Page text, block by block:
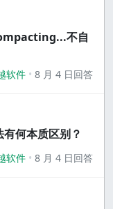
不自
软件 8 月 4 日回答
何本质区别？
软件 8 月 4 日回答